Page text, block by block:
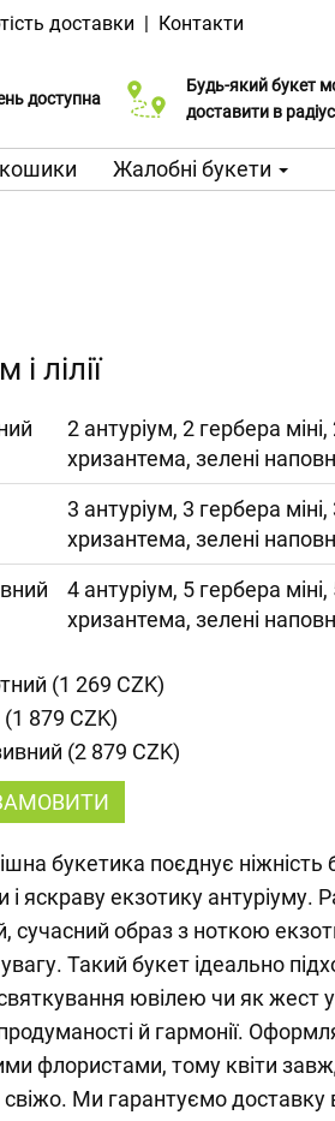
доставки | Контакти
доступна
Будь-який букет
доставити в
Послуга Click &
кошики Жалобні букети
і лілії
2 антуріум, 2 гербера міні,
хризантема, зелені
3 антуріум, 3 гербера міні,
хризантема, зелені
4 антуріум, 5 гербера міні,
хризантема, зелені
(1 269 CZK)
879 CZK)
(2 879 CZK)
букетика поєднує ніжність
і яскраву екзотику
сучасний образ з ноткою
Такий букет ідеально
святкування ювілею чи як жест
й гармонії.
флористами, тому квіти
свіжо. Ми гарантуємо